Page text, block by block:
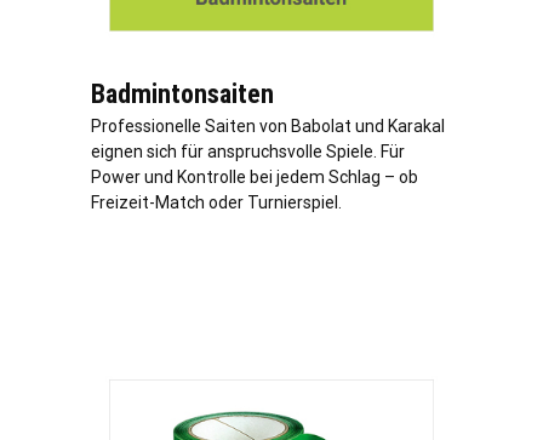
Badmintonsaiten
Professionelle Saiten von Babolat und Karakal
eignen sich für anspruchsvolle Spiele. Für
Power und Kontrolle bei jedem Schlag – ob
Freizeit-Match oder Turnierspiel.